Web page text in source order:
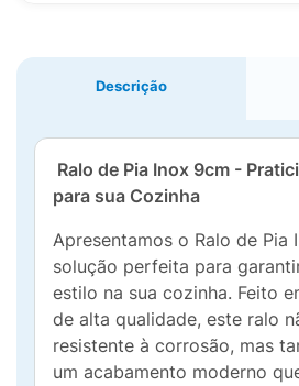
Descrição
Ralo de Pia Inox 9cm -
para sua Cozinha
Apresentamos o Ralo de Pia
solução perfeita para
estilo na sua cozinha. Feito
de alta qualidade, este ralo
resistente à corrosão, mas
um acabamento moderno